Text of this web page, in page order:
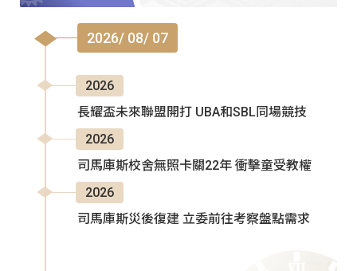
2026/ 08/ 07
2026
長耀盃未來聯盟開打 UBA和SBL同場競技
2026
司馬庫斯校舍無照卡關22年 衝擊童受教權
2026
司馬庫斯災後復建 立委前往考察盤點需求